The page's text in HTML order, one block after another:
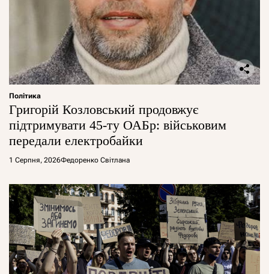
Політика
Григорій Козловський продовжує
підтримувати 45-ту ОАБр: військовим
передали електробайки
1 Серпня, 2026Федоренко Світлана